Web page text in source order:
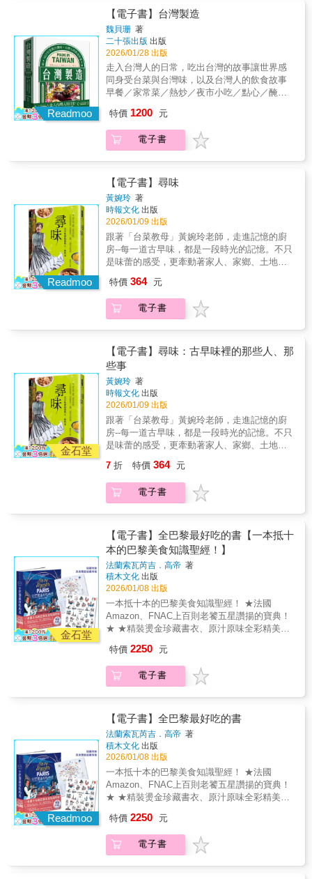
延伸至千年以前的歷史和文化意涵，遠在豆腐
被視為環保戰士和嬉皮合作社專屬之前⋯⋯書
中對豆腐的誘人描述，從冷食、燉煮、發酵、
油炸，到製成冰淇淋和莫札瑞拉起司絲等各種
形式，非但沒有讓我感到滿足，反而讓我開始
瘋狂地吃起豆腐，至今仍未停歇。對豆腐持懷
疑態度的人們，你們可要當心了。」 ──《烹飪
研究扎實的著作，充滿精彩的史實，配有大量
圖片說明，讓讀者從頭到尾都保持興趣，最後
還附上一個非常有趣的食譜單元。⋯⋯湯瑪斯
烹飪範疇。」 ──《美食探索家》Foodie
Explorers ★「對於那些好奇豆腐如何成為植物
性料理重要食材的人，以及持懷疑態度的人來
說，湯瑪斯的這本書並不會在平淡的部分過多
著墨。相反地，它建構了一個迷人且略帶奇特
的豆腐史，以及豆腐在數世紀以來在社會中扮
演的角色。」 ──《The Grocer》雜誌
★「《豆腐放洋史》是一部妙趣橫生、精彩而
獨特的豆腐論述。對於喜愛軼事歷史和豆腐的
說，湯瑪斯這本精心考據、構思巧妙的細緻小
書，定能讓你愛不釋手！」
&mdash;&mdash;Elizabeth Andoh，六本日本
味文化」料理課的總監 ★「我很享受《豆腐放
洋史》帶我踏上的旅程。從豆腐在亞洲廚房的
起源，到它在西方經常被誤解的地位，這本書
頌揚了豆腐的多功能性和優點。書中充滿知識
與熱情。身為一個美食愛好者和教育工作者，
我細細品味了每一頁！」 &mdash;&mdash;
Sam Linford-Platt，素食協會《一起下廚！》節
目主持人 ▍本書特色 &bull; 非學術類、卻閱讀
（擴）遊（散）至世界的歷史。 &bull; 豆腐是
主角：談其美食、營養、革命、文化、生活態
度與方式等不同面向的角度切入。 &bull; 豆腐
的文化引用：「吃豆腐」、「陰柔」、「撞豆
討。 &bull; 多張全彩圖片、歷史畫卷、歷史人
物畫像與照片等，調合輕鬆閱讀感。 &bull; 連
圖說也有「料」：歷史、藝術或文化知識相
關，而非堆砌形容詞。 &bull; 具歷史感的食
譜：收錄數道豆腐料理食譜，其中一則擁有2百
多年的歷史。
一頓小吃大餐，有深度又適合快速消化，並且
充滿驚奇。在這些書頁中，你會看到動人的人
類文化故事，有古有今，歷史、氣候、神話、
商業和地理──全都透過你原本認為已知的鏡頭
展現出來：食物。本書推薦給對飲食、冒險和
人世境況感興趣的人。──湯姆．柯里奇歐
（Tom Colicchio）／主廚暨社運人士本書讚揚
難能可貴的多樣性，亦即人類想出來餵飽自己
五花八門的有趣方式。對我來說，這其實是關
的力量與重要性，有助於我們更了解今日的世
界，並展望未來。」──何塞．安德烈斯（José
Andrés）／主廚暨「世界中央廚房」（World
充滿雄心、刺激又稀奇古怪的飲食文化遺產選
集，講述了沒人說過的故事。打造這本代表
作，同時做到既大膽又美味，這是美食人類學
的高難度表現，這本書達成了使命，而且遠不
止於此。吃貨必讀本書。──丹．巴柏（Dan
Barber）／主廚暨《第三餐盤》（The Third
Plate）作者這本迷人的書頌揚了難能可貴的全
此刻沒有比這更重要的了，我們要欣然接納許
多經由食物所培育出來的和睦團結感受，儘管
有時候方法有點稀奇古怪！──愛莉絲．華特斯
者輕鬆有趣，以有見地的方式處理食物百科及
全球美食的基本食材。──尼克．夏馬（Nik
Sharma）／《食物風味聖經》（The Flavor
Equation）作者獻給旅人或吃貨的客廳必備休
閒書，奇妙的故事和照片，能讓人環遊世界，
同時又變得飢腸轆轆，而且完全不必離開沙
發。──52美食網站（Food 52）迷人的讀物，
適合對世界保持好奇心的人，就像是五星飯店
琳瑯滿目的自助餐，擺盤巧妙，賞心悅目，入
口美味。《美食祕境》帶來大量的靈感，有數
網站（Forbes.com）
稱「沒有文字的族譜」，放什麼餡，就能看出
你來自哪裡。 高麗菜源於廈門飲食習
慣，豆芽菜與福州有淵源，中南部則普遍包油
麵！ 想測試一個人的性格是保守或有野
心，邀他來家裡一起包潤餅吧！ ．大暑時節
大家愛吃甜，苦瓜讓你擁有不討好的勇
氣 清代文人稱它「君子菜」，余光中說
斯則看見它「堅持另一種口味」、不討好的勇
山苦瓜，各有風味，怎麼料理？ ．九月圓
臍十月尖，秋分吃秋蟹 中國歷代文人都
愛吃蟹，李白讚其「仙藥美酒」，蘇東坡以詩
換蟹， 不過，他們吃的多為淡水蟹，與
臺灣流行的海蟹大不相同。 蟹的吃法多
樣，清蒸、煮粥、避風塘……總有你愛的那一
味。 ．霜降到了，秋天的太陽：番茄也熟
了 臺菜有17味型，其中一個就是「茄汁
味」──番茄炒蛋， 電影《總鋪師》說這
是「最多媽媽會的一道菜」， 蛋液先放
後放？加不加番茄醬？每個人都有自己記憶中
的「媽媽味」。 ．立冬進補，麻油雞暖身
心 「補冬，補喙空。」臺灣的立冬還不
夠冷，進補是吃好料的藉口。 北部用電
鍋燉煮，肉質軟爛；中南部「雞酒」則是全
許多人愛它的甜，但加了香料的印藏風味你嘗
過嗎？ 誰說烏魚只能是傳統臺味？鹹鮮烏
魚子融合瑪德蓮奶香，哪裡吃得到？ 什麼
時節吃什麼，最得時？ 就吃這一道道被時光浸
潤過的臺灣美味——錯過了，就得再等一年。
酌，胃口得比別人好。 柯永輝就充分
利用這要快也要好的工作空檔， 鑽進街頭
巷尾，循著24節氣尋找臺灣美食。 傳統的
24節氣發源於黃河流域，氣候與亞熱帶的臺灣
有著微妙的差異， 例如：臺灣幾乎不存在
小雪、大雪；秋分還很熱，立冬也還不
冷。 不過，這些「在地化誤差」，反倒成
了觀察美食最有趣的切入點： ．立
春，正是時候吃春韭 韭菜是所有遊子們
的共同鄉愁。 外省伯伯酷愛韭菜盒，中
南部則有平民美食炸韭菜捲、蚵嗲， 而
以豆豉、肉末、韭菜快炒，下飯的「蒼蠅
稱「沒有文字的族譜」，放什麼餡，就能看出
你來自哪裡。 高麗菜源於廈門飲食習
慣，豆芽菜與福州有淵源，中南部則普遍包油
麵！ 想測試一個人的性格是保守或有野
心，邀他來家裡一起包潤餅吧！ ．大暑時節
大家愛吃甜，苦瓜讓你擁有不討好的勇
氣 清代文人稱它「君子菜」，余光中說
它是「產在人間的仙果」， 香港詩人也
斯則看見它「堅持另一種口味」、不討好的勇
山苦瓜，各有風味，怎麼料理？ ．九月圓
臍十月尖，秋分吃秋蟹 中國歷代文人都
愛吃蟹，李白讚其「仙藥美酒」，蘇東坡以詩
換蟹， 不過，他們吃的多為淡水蟹，與
臺灣流行的海蟹大不相同。 蟹的吃法多
樣，清蒸、煮粥、避風塘……總有你愛的那一
味。 ．霜降到了，秋天的太陽：番茄也熟
了 臺菜有17味型，其中一個就是「茄汁
味」──番茄炒蛋， 電影《總鋪師》說這
是「最多媽媽會的一道菜」， 蛋液先放
後放？加不加番茄醬？每個人都有自己記憶中
的「媽媽味」。 ．立冬進補，麻油雞暖身
夠冷，進補是吃好料的藉口。 北部用電
鍋燉煮，肉質軟爛；中南部「雞酒」則是全
酒、用鍋炒， 不愛太濃的酒味？雞酒有
過嗎？ 誰說烏魚只能是傳統臺味？鹹鮮烏
魚子融合瑪德蓮奶香，哪裡吃得到？ 什麼
時節吃什麼，最得時？ 就吃這一道道被時光浸
潤過的臺灣美味——錯過了，就得再等一年。
得更享受！」從食材、產地、歷史到文化，超
過600則壽司大小知識，不論是饕客、旅行者，
還是單純愛吃壽司的你，這本書都能讓你一邊
翻閱、一邊食指大動！【三種閱讀本書的方
式】1.了解喜愛的壽司食材依壽司食材查閱，
閱讀解說，了解名稱由來、美味的食用方式、
產地、產期，還有意想不到的冷知識。2.令人
好奇的相關詞彙什麼是「親方」、「鮮度
君」、「女郎壽司」？握壽司、押壽司、太卷
語」，都可以在這本書裡找到。3.吃壽司必攜
無論在迴轉壽司店或是日本料理店，看到菜單
上想多了解的壽司種類，都可拿出本書翻閱，
一定能找到想嘗試的品項，還能跟壽司師傅交
流。【特別收錄】●壽司工具圖鑑●江戶前壽司
的譜系●全日本壽司鐵道便當地圖●壽司食材
（魚介類）產季表●正統江戶前握壽司的料理法
【本書特色】●全方位壽司百科涵蓋壽司食材、
調味料、料理手法、名店逸聞、和食文化、歷
史源流。●親切圖解＋知識點生動插圖搭配淺顯
文字，600則壽司詞彙一看就懂。●實用又有趣
的閱讀體驗從握壽司、押壽司到壽司便當地
圖、浮世繪小知識，吃壽司也能聊文化。●隨身
美食攻略外食、旅行、迴轉壽司店，打開就能
立刻查，吃壽司更有料。
Readmoo
【電子書】台灣製造
魏貝珊 著
二十張出版 出版
2026/01/28 出版
走入台灣人的日常，吃出台灣的故事讓世界感
同身受台菜與台灣味，以及台灣人的飲食故事
早餐／家常菜／熱炒／夜市小吃／點心／醃菜
的飲食風貌★2024年國際烹飪協會「茱莉亞‧柴
爾德首作獎」大獎得主★2024年詹姆斯‧比爾德
基金會「國際食譜書獎」決選作品★2023年
是推薦給國際友人認識台灣的絕佳書籍。」──
蕭美琴，Openbook閱讀誌「世界閱讀日」專
訪----------------------------------------------------------------
-----------------台灣菜獨樹一格。早餐、小吃、家
常菜、熱炒、節慶糕點……台菜有著精采絕倫
的多樣性，背後反映的是台灣歷史的獨特性與
族群的多元。經過東、西方國家從經濟到文化
的衝擊，台菜在台灣這片土地上生根、有機地
發展，逐步走出自己的道路。▋白菜滷是台灣
的載體，獨特鹹香來自扁魚乾及蝦米，兩種食
材一起帶出類似蝦醬的鮮香。還可以加入干貝
或炸豬皮，讓菜色更加澎湃。▋麻油雞湯在台
灣是坐月子的經典菜米酒和黑麻油都是能補血
的食材，搭配炒好的薑片、炒至金黃色的帶骨
雞腿肉一同燉煮，既暖胃、補氣又能幫助身體
復原。▋沙茶來自潮汕，在台灣是用於火鍋或
肉類炒菜的經典醬料沙茶牛肉是全台各地熱炒
店都有的招牌菜。牛肉配空心菜快炒，顆粒口
感的沙茶醬是最對味的選擇，中空的空心菜梗
提升層次，滋味滿分。▋蘿蔔苗蒸肉是客家料
理的經典，風乾的蘿蔔苗是其中的靈魂將存放
些許鹽後放入壓力鍋裡快煮，出鍋後就是一道
吸滿湯汁、風味絕佳的菜色。▋花生捲冰淇淋
是台灣夏天特色甜點透薄的潤餅皮裡包上從手
工花生糖刨下的新鮮花生粉，放入三球不同口
分明。---------------------------------------------------------
----------------------本書作者魏貝珊是美籍台裔記
者，身為台裔第二代的她和許多台裔有著相似
的童年：尚不夠理解自身的文化認同、青春時
期亟欲融入美國社會，但成長過程往返台美兩
地，讓她對台灣生活與台菜滋味留下深刻印
象。在這本探尋台菜系譜與精髓的書中，她彙
整了逾一百二十道台菜食譜，除了闡述製作工
序與技巧，也藉由研究與訪談呈現菜餚背後的
歷史淵源、故事，以及在地人的情感連結，進
而呈現島國多元融合下的飲食風貌，也從美食
的角度深度探索族群的變遷、命運與認同。這
是一本為台菜發聲的專著，也是一封台裔第二
代獻給台灣的情書，在國際局勢變化迅速的時
從台灣人的角度認識台灣。「台灣是我的家。
身為台、美公民，我想用英文幫忙訴說台灣故
事。獲得支持最好的方式，便是透過我們的故
事，讓世界感同身受。」──魏貝珊（Clarissa
Wei）
特價 1200 元
電子書
Readmoo
【電子書】尋味
黃婉玲 著
時報文化 出版
2026/01/09 出版
跟著「台菜教母」黃婉玲老師，走進記憶的廚
房--每一道古早味，都是一段時光的記憶。不只
是味蕾的感受，更牽動著家人、家鄉、土地與
古早味中最溫暖的人情與回憶。 在尋訪百
年古早味的旅程中，黃婉玲老師透過老師傅的
口述，聽見台灣祖先的生活智慧：他們如何在
早味寫出食物背後的故事，卻在過程中遇見了
那些動人的人與事--彷彿穿越時光，重新體會飲
食背後的情感與歷史。聆聽老一輩的人情與生
活，看看百年飲食的風貌，讓我們在這趟尋根
之旅中，重溫古早味的溫暖記憶，也仔細體會
祖先在困難的生活中，如何用心地把飲食生活
變得更有創意和內涵，並再次找回生活最單
純、最踏實的幸福滋味。古早味的飲食文化是
建構在整體社會脈絡之下，同時也是文化的面
貌，蘊藏情感、生活、歷史、往事等多重元
邀請所有讀者一起更進一步和作者來一趟尋
根、尋味之旅。
特價 364 元
電子書
金石堂
【電子書】尋味：古早味裡的那些人、那
些事
黃婉玲 著
時報文化 出版
2026/01/09 出版
跟著「台菜教母」黃婉玲老師，走進記憶的廚
房--每一道古早味，都是一段時光的記憶。不只
是味蕾的感受，更牽動著家人、家鄉、土地與
古早味中最溫暖的人情與回憶。 在尋訪百
年古早味的旅程中，黃婉玲老師透過老師傅的
口述，聽見台灣祖先的生活智慧：他們如何在
早味寫出食物背後的故事，卻在過程中遇見了
那些動人的人與事--彷彿穿越時光，重新體會飲
食背後的情感與歷史。聆聽老一輩的人情與生
活，看看百年飲食的風貌，讓我們在這趟尋根
之旅中，重溫古早味的溫暖記憶，也仔細體會
祖先在困難的生活中，如何用心地把飲食生活
變得更有創意和內涵，並再次找回生活最單
純、最踏實的幸福滋味。古早味的飲食文化是
建構在整體社會脈絡之下，同時也是文化的面
貌，蘊藏情感、生活、歷史、往事等多重元
邀請所有讀者一起更進一步和作者來一趟尋
根、尋味之旅。
7 折 特價 364 元
電子書
金石堂
【電子書】全巴黎最好吃的書【一本抵十
本的巴黎美食知識聖經！】
法蘭索瓦芮吉．高帝 著
積木文化 出版
2026/01/08 出版
一本抵十本的巴黎美食知識聖經！ ★法國
Amazon、FNAC上百則老饕五星讚揚的寶典！
★ ★精裝燙金珍藏書衣、原汁原味全彩精美插
那麼無論你去到何方，巴黎將永遠跟著你，因
為巴黎是一席流動的饗宴。」──歐內斯特・海
明威（Ernest Hemingway），《流動的饗
是巴黎最誘人的餐桌紀實。 法國美食文化跨領
域專家齊聚一堂，篇篇精彩動人， 這本書讓你
做夢都會打上飽嗝！現在就翻開，直奔巴黎！
本書同時是 & 巴黎饕客守則 開吃之前你必須知
道&hellip;&hellip;讓你一口咬下巴黎 百科全書
255個主題，探索那些形塑巴黎美食的地點、人
物與歷史事件&hellip;&hellip;資訊圖解，輕鬆閱
讀！ 美食指南 收錄2,050家餐廳、商店等你來
探索！ 食譜寶庫 88道巴黎經典菜色： 白醬燉
治、貝西醬&hellip;&hellip; 風土指引 巴黎全區
特產全收錄： 蓬圖瓦茲野甘藍、阿讓特依白蘆
筍、加蒂奈蜂蜜、莫城布里乳酪&hellip;&hellip;
特價 2250 元
電子書
Readmoo
【電子書】全巴黎最好吃的書
法蘭索瓦芮吉．高帝 著
積木文化 出版
2026/01/08 出版
一本抵十本的巴黎美食知識聖經！ ★法國
Amazon、FNAC上百則老饕五星讚揚的寶典！
★ ★精裝燙金珍藏書衣、原汁原味全彩精美插
那麼無論你去到何方，巴黎將永遠跟著你，因
為巴黎是一席流動的饗宴。」──歐內斯特・海
明威（Ernest Hemingway），《流動的饗
特價 2250 元
電子書